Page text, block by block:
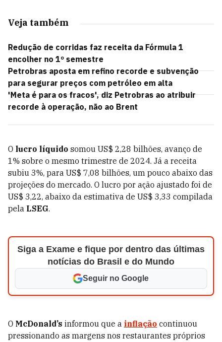
Veja também
Redução de corridas faz receita da Fórmula 1
encolher no 1º semestre
Petrobras aposta em refino recorde e subvenção
para segurar preços com petróleo em alta
'Meta é para os fracos', diz Petrobras ao atribuir
recorde à operação, não ao Brent
O lucro líquido somou US$ 2,28 bilhões, avanço de
1% sobre o mesmo trimestre de 2024. Já a receita
subiu 3%, para US$ 7,08 bilhões, um pouco abaixo das
projeções do mercado. O lucro por ação ajustado foi de
US$ 3,22, abaixo da estimativa de US$ 3,33 compilada
pela LSEG.
Siga a Exame e fique por dentro das últimas
notícias do Brasil e do Mundo
Seguir no Google
O McDonald’s informou que a inflação continuou
pressionando as margens nos restaurantes próprios